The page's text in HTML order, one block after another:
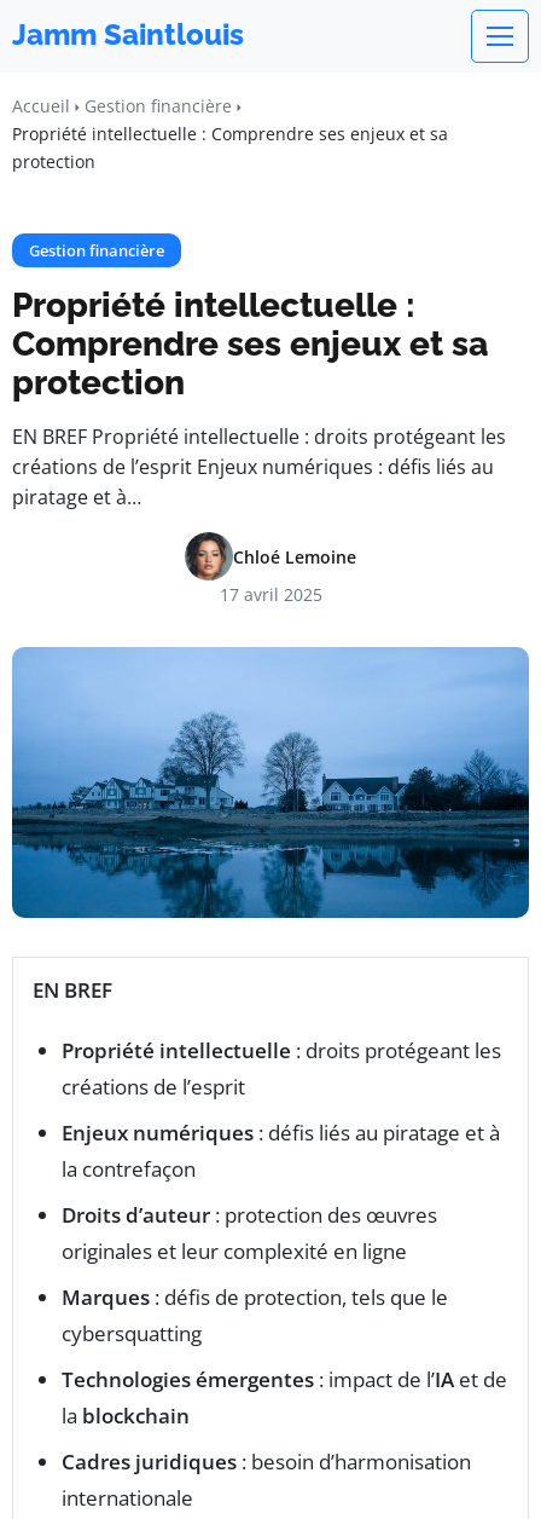
Jamm Saintlouis
Accueil
Gestion financière
Propriété intellectuelle : Comprendre ses enjeux et sa
protection
Gestion financière
Propriété intellectuelle :
Comprendre ses enjeux et sa
protection
EN BREF Propriété intellectuelle : droits protégeant les
créations de l’esprit Enjeux numériques : défis liés au
piratage et à…
Chloé Lemoine
17 avril 2025
EN BREF
Propriété intellectuelle : droits protégeant les
créations de l’esprit
Enjeux numériques : défis liés au piratage et à
la contrefaçon
Droits d’auteur : protection des œuvres
originales et leur complexité en ligne
Marques : défis de protection, tels que le
cybersquatting
Technologies émergentes : impact de l’IA et de
la blockchain
Cadres juridiques : besoin d’harmonisation
internationale